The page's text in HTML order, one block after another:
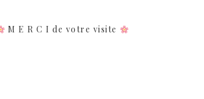
Produits similaires
M E R C I de votre visite